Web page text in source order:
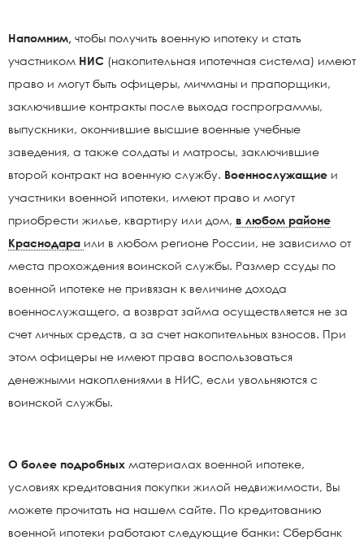
Напомним, чтобы получить военную ипотеку и стать
участником НИС (накопительная ипотечная система) имеют
право и могут быть офицеры, мичманы и прапорщики,
заключившие контракты после выхода госпрограммы,
выпускники, окончившие высшие военные учебные
заведения, а также солдаты и матросы, заключившие
второй контракт на военную службу. Военнослужащие и
участники военной ипотеки, имеют право и могут
приобрести жилье, квартиру или дом, в любом районе
Краснодара или в любом регионе России, не зависимо от
места прохождения воинской службы. Размер ссуды по
военной ипотеке не привязан к величине дохода
военнослужащего, а возврат займа осуществляется не за
счет личных средств, а за счет накопительных взносов. При
этом офицеры не имеют права воспользоваться
денежными накоплениями в НИС, если увольняются с
воинской службы.
О более подробных материалах военной ипотеке,
условиях кредитования покупки жилой недвижимости, Вы
можете прочитать на нашем сайте. По кредитованию
военной ипотеки работают следующие банки: Сбербанк